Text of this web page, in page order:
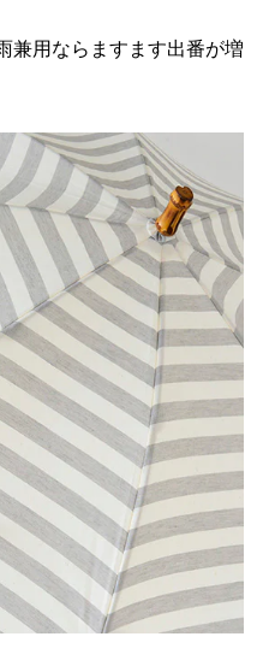
兼用ならますます出番が増